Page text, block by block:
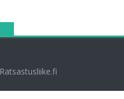
Ratsastusliike.fi